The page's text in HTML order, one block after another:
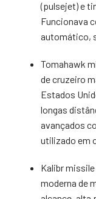
(pulsejet) e
Funcionava
automático,
Tomahawk
de cruzeiro
Estados
longas
avançados
utilizado em
Kalibr
moderna de